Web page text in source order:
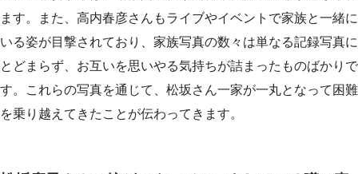
ます。また、高内春彦さんもライブやイベントで家族と一緒に
いる姿が目撃されており、家族写真の数々は単なる記録写真に
とどまらず、お互いを思いやる気持ちが詰まったものばかりで
す。これらの写真を通じて、松坂さん一家が一丸となって困難
を乗り越えてきたことが伝わってきます。